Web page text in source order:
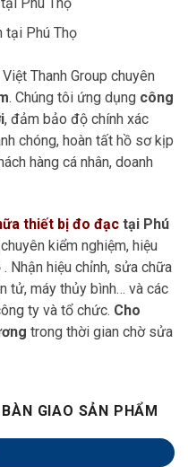
tại Phú Thọ
Thanh Group chuyên
. Chúng tôi ứng dụng công
, đảm bảo độ chính xác
chóng, hoàn tất hồ sơ kịp
hàng cá nhân, doanh
thiết bị đo đạc tại Phú
kiểm nghiệm, hiệu
Nhận hiệu chỉnh, sửa chữa
tử, máy thủy bình… và các
ty và tổ chức. Cho
trong thời gian chờ sửa
GIAO SẢN PHẨM